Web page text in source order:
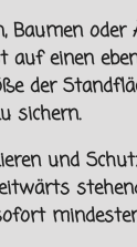
Baumen oder
auf einen
der
sichern.
und